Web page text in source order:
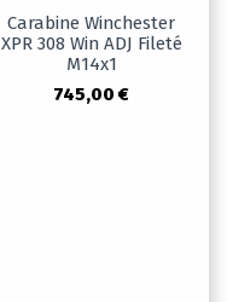
Carabine Winchester
XPR 308 Win ADJ Fileté
M14x1
745,00 €